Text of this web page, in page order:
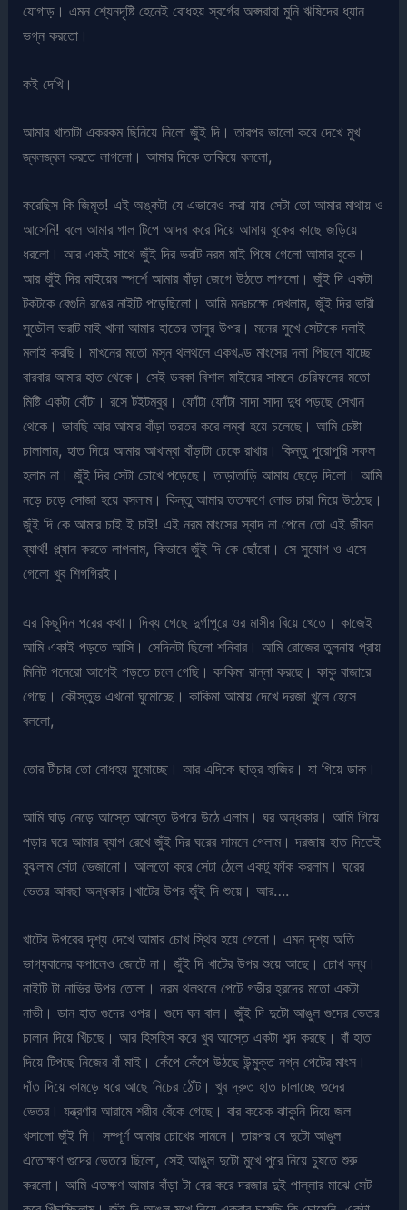
যোগাড়। এমন শ্যেনদৃষ্টি হেনেই বোধহয় স্বর্গের অপ্সরারা মুনি ঋষিদের ধ্যান
ভগ্ন করতো।
কই দেখি।
আমার খাতাটা একরকম ছিনিয়ে নিলো জুঁই দি। তারপর ভালো করে দেখে মুখ
জ্বলজ্বল করতে লাগলো। আমার দিকে তাকিয়ে বললো,
করেছিস কি জিমূত! এই অঙ্কটা যে এভাবেও করা যায় সেটা তো আমার মাথায় ও
আসেনি! বলে আমার গাল টিপে আদর করে দিয়ে আমায় বুকের কাছে জড়িয়ে
ধরলো। আর একই সাথে জুঁই দির ভরাট নরম মাই পিষে গেলো আমার বুকে।
আর জুঁই দির মাইয়ের স্পর্শে আমার বাঁড়া জেগে উঠতে লাগলো। জুঁই দি একটা
টকটকে বেগুনি রঙের নাইটি পড়েছিলো। আমি মনঃচক্ষে দেখলাম, জুঁই দির ভারী
সুডৌল ভরাট মাই খানা আমার হাতের তালুর উপর। মনের সুখে সেটাকে দলাই
মলাই করছি। মাখনের মতো মসৃন থলথলে একখণ্ড মাংসের দলা পিছলে যাচ্ছে
বারবার আমার হাত থেকে। সেই ডবকা বিশাল মাইয়ের সামনে চেরিফলের মতো
মিষ্টি একটা বোঁটা। রসে টইটম্বুর। ফোঁটা ফোঁটা সাদা সাদা দুধ পড়ছে সেখান
থেকে। ভাবছি আর আমার বাঁড়া তরতর করে লম্বা হয়ে চলেছে। আমি চেষ্টা
চালালাম, হাত দিয়ে আমার আখাম্বা বাঁড়াটা ঢেকে রাখার। কিন্তু পুরোপুরি সফল
হলাম না। জুঁই দির সেটা চোখে পড়েছে। তাড়াতাড়ি আমায় ছেড়ে দিলো। আমি
নড়ে চড়ে সোজা হয়ে বসলাম। কিন্তু আমার ততক্ষণে লোভ চারা দিয়ে উঠেছে।
জুঁই দি কে আমার চাই ই চাই! এই নরম মাংসের স্বাদ না পেলে তো এই জীবন
ব্যার্থ! প্ল্যান করতে লাগলাম, কিভাবে জুঁই দি কে ছোঁবো। সে সুযোগ ও এসে
গেলো খুব শিগগিরই।
এর কিছুদিন পরের কথা। দিব্য গেছে দুর্গাপুরে ওর মাসীর বিয়ে খেতে। কাজেই
আমি একাই পড়তে আসি। সেদিনটা ছিলো শনিবার। আমি রোজের তুলনায় প্রায়
মিনিট পনেরো আগেই পড়তে চলে গেছি। কাকিমা রান্না করছে। কাকু বাজারে
গেছে। কৌস্তুভ এখনো ঘুমোচ্ছে। কাকিমা আমায় দেখে দরজা খুলে হেসে
বললো,
তোর টীচার তো বোধহয় ঘুমোচ্ছে। আর এদিকে ছাত্র হাজির। যা গিয়ে ডাক।
আমি ঘাড় নেড়ে আস্তে আস্তে উপরে উঠে এলাম। ঘর অন্ধকার। আমি গিয়ে
পড়ার ঘরে আমার ব্যাগ রেখে জুঁই দির ঘরের সামনে গেলাম। দরজায় হাত দিতেই
বুঝলাম সেটা ভেজানো। আলতো করে সেটা ঠেলে একটু ফাঁক করলাম। ঘরের
ভেতর আবছা অন্ধকার।খাটের উপর জুঁই দি শুয়ে। আর….
খাটের উপরের দৃশ্য দেখে আমার চোখ স্থির হয়ে গেলো। এমন দৃশ্য অতি
ভাগ্যবানের কপালেও জোটে না। জুঁই দি খাটের উপর শুয়ে আছে। চোখ বন্ধ।
নাইটি টা নাভির উপর তোলা। নরম থলথলে পেটে গভীর হ্রদের মতো একটা
নাভী। ডান হাত গুদের ওপর। গুদে ঘন বাল। জুঁই দি দুটো আঙুল গুদের ভেতর
চালান দিয়ে খিঁচছে। আর হিসহিস করে খুব আস্তে একটা শব্দ করছে। বাঁ হাত
দিয়ে টিপছে নিজের বাঁ মাই। কেঁপে কেঁপে উঠছে উন্মুক্ত নগ্ন পেটের মাংস।
দাঁত দিয়ে কামড়ে ধরে আছে নিচের ঠোঁট। খুব দ্রুত হাত চালাচ্ছে গুদের
ভেতর। যন্ত্রণার আরামে শরীর বেঁকে গেছে। বার কয়েক ঝাকুনি দিয়ে জল
খসালো জুঁই দি। সম্পূর্ণ আমার চোখের সামনে। তারপর যে দুটো আঙুল
এতোক্ষণ গুদের ভেতরে ছিলো, সেই আঙুল দুটো মুখে পুরে নিয়ে চুষতে শুরু
করলো। আমি এতক্ষণ আমার বাঁড়া টা বের করে দরজার দুই পাল্লার মাঝে সেট